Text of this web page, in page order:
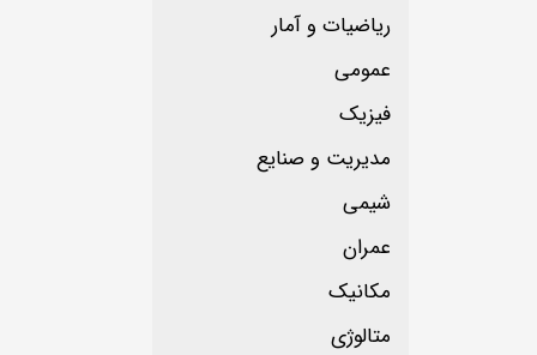
ریاضیات و آمار
عمومی
فیزیک
مدیریت و صنایع
شیمی
عمران
مکانیک
متالوژی